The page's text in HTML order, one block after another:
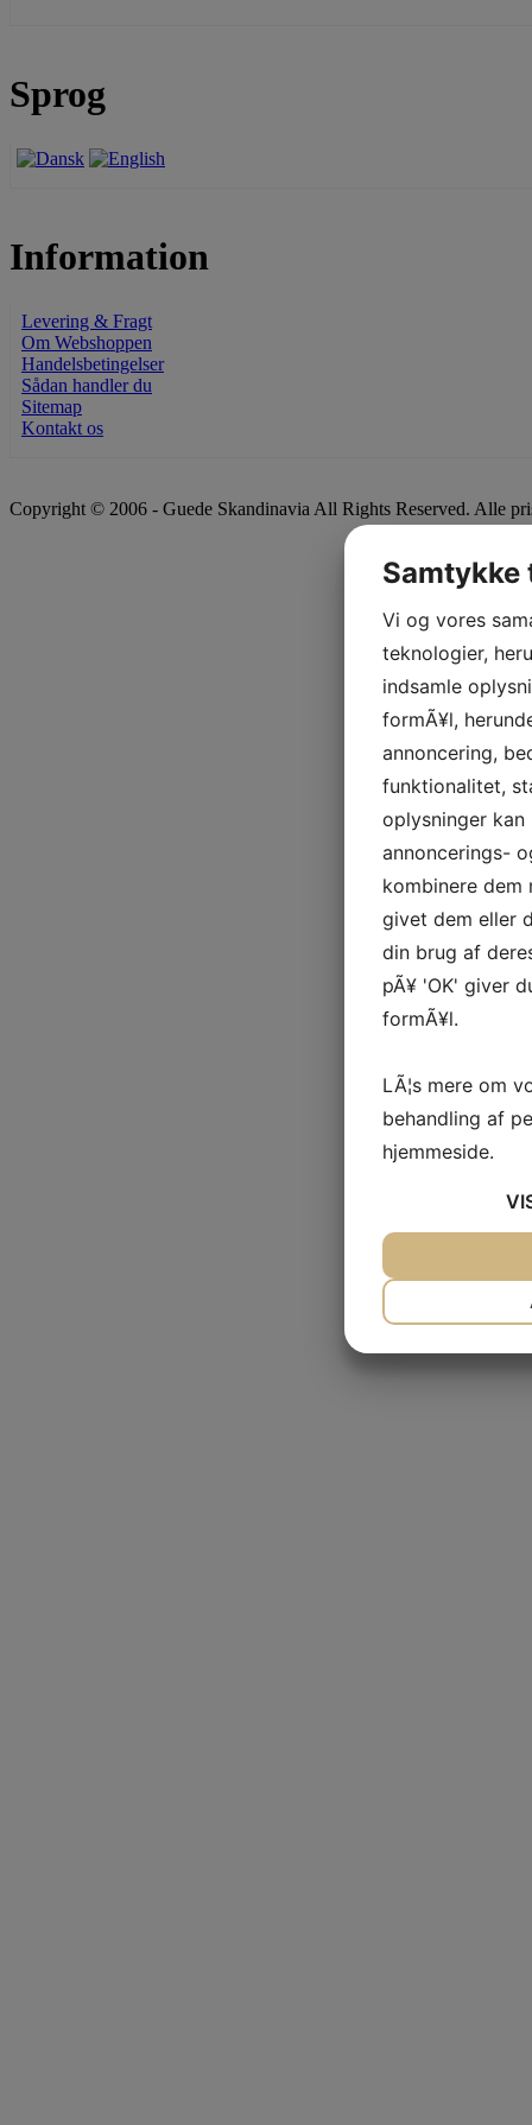
Sprog
Information
Levering & Fragt
Om Webshoppen
Handelsbetingelser
Sådan handler du
Sitemap
Kontakt os
Copyright © 2006 - Guede Skandinavia All Rights Reserved. Alle
Vi og vores
teknologier,
indsamle
formÃ¥l,
annoncering,
funktionalitet,
oplysninger
annoncerings-
kombinere dem
givet dem eller
din brug af
pÃ¥ 'OK' giver
formÃ¥l.
LÃ¦s mere om
behandling af
hjemmeside.